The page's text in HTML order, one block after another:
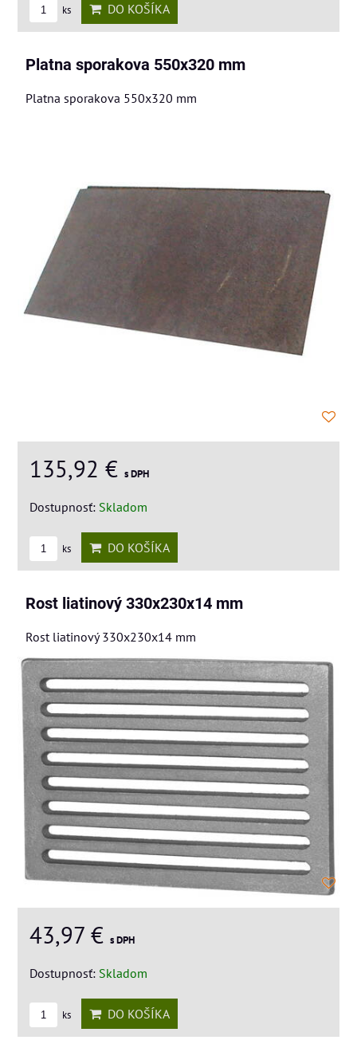
ks DO KOŠÍKA
Platna sporakova 550x320 mm
Platna sporakova 550x320 mm
135,92 € s DPH
Dostupnosť: Skladom
ks DO KOŠÍKA
Rost liatinový 330x230x14 mm
Rost liatinový 330x230x14 mm
43,97 € s DPH
Dostupnosť: Skladom
ks DO KOŠÍKA